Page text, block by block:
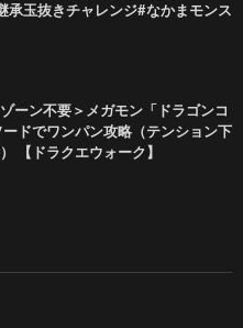
承玉抜きチャレンジ#なかまモンス
ーン不要＞メガモン「ドラゴンコ
ドでワンパン攻略（テンション下
【ドラクエウォーク】